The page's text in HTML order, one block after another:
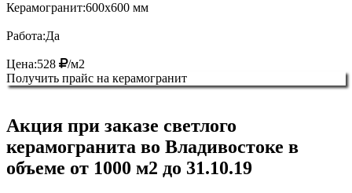
Керамогранит:600х600 мм
Работа:Да
Цена:528
/м2
Получить прайс на керамогранит
Акция при заказе светлого
керамогранита во Владивостоке в
объеме от 1000 м2 до 31.10.19